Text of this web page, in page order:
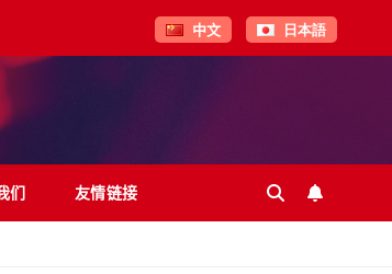
中文 日本語
们 友情链接